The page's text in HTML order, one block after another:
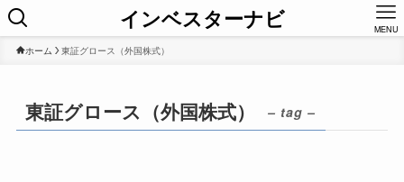
インベスターナビ MENU
ホーム 東証グロース（外国株式）
東証グロース（外国株式） – tag –